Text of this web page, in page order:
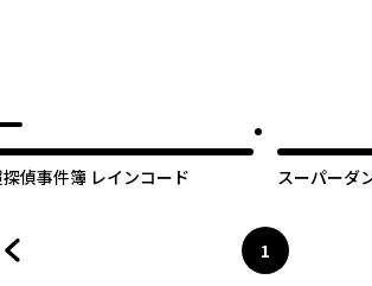
偵事件簿 レインコード
スーパーダ
ページ
1
へ